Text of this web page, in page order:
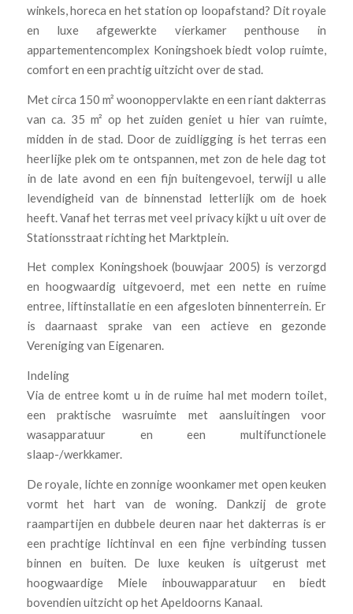
winkels, horeca en het station op loopafstand? Dit royale
en luxe afgewerkte vierkamer penthouse in
appartementencomplex Koningshoek biedt volop ruimte,
comfort en een prachtig uitzicht over de stad.
Met circa 150 m² woonoppervlakte en een riant dakterras
van ca. 35 m² op het zuiden geniet u hier van ruimte,
midden in de stad. Door de zuidligging is het terras een
heerlijke plek om te ontspannen, met zon de hele dag tot
in de late avond en een fijn buitengevoel, terwijl u alle
levendigheid van de binnenstad letterlijk om de hoek
heeft. Vanaf het terras met veel privacy kijkt u uit over de
Stationsstraat richting het Marktplein.
Het complex Koningshoek (bouwjaar 2005) is verzorgd
en hoogwaardig uitgevoerd, met een nette en ruime
entree, liftinstallatie en een afgesloten binnenterrein. Er
is daarnaast sprake van een actieve en gezonde
Vereniging van Eigenaren.
Indeling
Via de entree komt u in de ruime hal met modern toilet,
een praktische wasruimte met aansluitingen voor
wasapparatuur en een multifunctionele
slaap-/werkkamer.
De royale, lichte en zonnige woonkamer met open keuken
vormt het hart van de woning. Dankzij de grote
raampartijen en dubbele deuren naar het dakterras is er
een prachtige lichtinval en een fijne verbinding tussen
binnen en buiten. De luxe keuken is uitgerust met
hoogwaardige Miele inbouwapparatuur en biedt
bovendien uitzicht op het Apeldoorns Kanaal.